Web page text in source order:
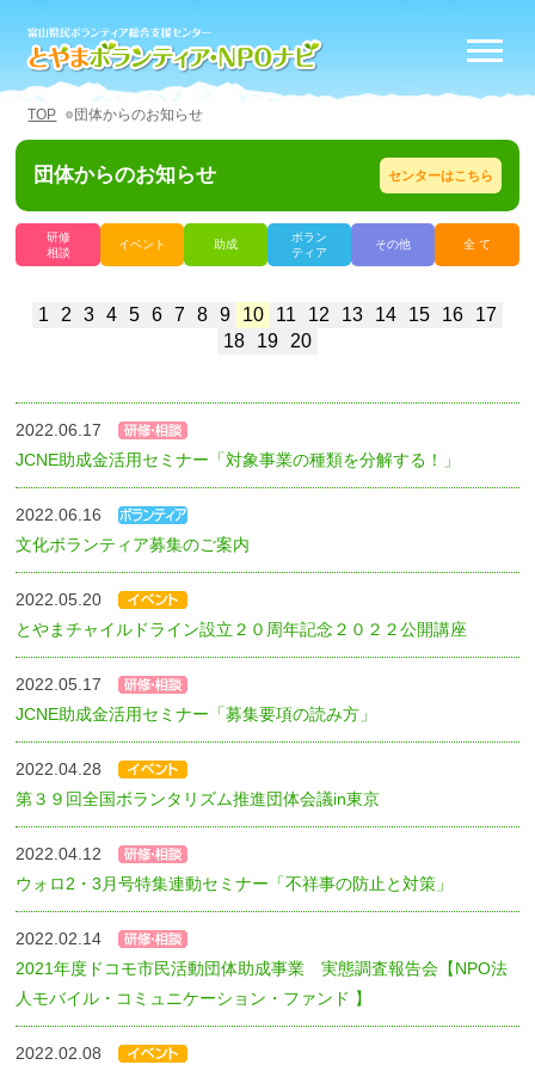
TOP 団体からのお知らせ
団体からのお知らせ センターはこちら
研修
相談
イベント 助成
ボラン
ティア
その他 全 て
1 2 3 4 5 6 7 8 9 10 11 12 13 14 15 16
17
18
19 20
2022.06.17
JCNE助成金活用セミナー「対象事業の種類を分解する！」
2022.06.16
文化ボランティア募集のご案内
2022.05.20
とやまチャイルドライン設立２０周年記念２０２２公開講座
2022.05.17
JCNE助成金活用セミナー「募集要項の読み方」
2022.04.28
第３９回全国ボランタリズム推進団体会議in東京
2022.04.12
ウォロ2・3月号特集連動セミナー「不祥事の防止と対策」
2022.02.14
2021年度ドコモ市民活動団体助成事業 実態調査報告会【NPO法
人モバイル・コミュニケーション・ファンド 】
2022.02.08